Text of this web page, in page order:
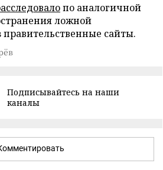
по аналогичной
ложной
сайты.
Подписывайтесь на наши
каналы